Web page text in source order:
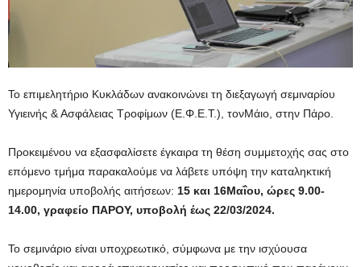
Το επιμελητήριο Κυκλάδων ανακοινώνει τη διεξαγωγή σεμιναρίου
Υγιεινής & Ασφάλειας Τροφίμων (Ε.Φ.Ε.Τ.), τονΜάιο, στην Πάρο.
Προκειμένου να εξασφαλίσετε έγκαιρα τη θέση συμμετοχής σας στο
επόμενο τμήμα παρακαλούμε να λάβετε υπόψη την καταληκτική
ημερομηνία υποβολής αιτήσεων: 15 και 16Μαΐου, ώρες 9.00-
14.00, γραφείο ΠΑΡΟΥ, υποβολή έως 22/03/2024.
Το σεμινάριο είναι υποχρεωτικό, σύμφωνα με την ισχύουσα